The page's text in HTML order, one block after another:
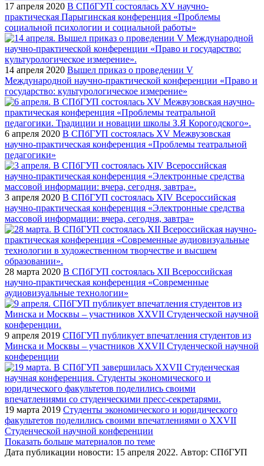
17 апреля 2020 В СПбГУП состоялась XV научно-
практическая Парыгинская конференция «Проблемы
социальной психологии и социальной работы»
14 апреля 2020 Вышел приказ о проведении V
Международной научно-практической конференции «Право и
государство: культурологическое измерение»
6 апреля 2020 В СПбГУП состоялась XV Межвузовская
научно-практическая конференция «Проблемы театральной
педагогики»
3 апреля 2020 В СПбГУП состоялась XIV Всероссийская
научно-практическая конференция «Электронные средства
массовой информации: вчера, сегодня, завтра»
28 марта 2020 В СПбГУП состоялась XII Всероссийская
научно-практическая конференция «Современные
аудиовизуальные технологии»
9 апреля 2019 СПбГУП публикует впечатления студентов из
Минска и Москвы – участников XXVII Студенческой научной
конференции
19 марта 2019 Студенты экономического и юридического
факультетов поделились своими впечатлениями о XXVII
Студенческой научной конференции
Показать больше материалов по теме
Дата публикации новости: 15 апреля 2022. Автор: СПбГУП